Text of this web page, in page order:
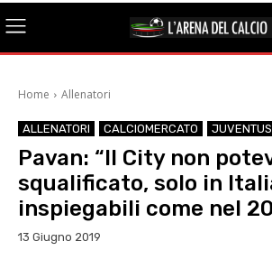
Home Allenatori
ALLENATORI CALCIOMERCATO JUVENTUS
Pavan: “Il City non
squalificato, solo in
inspiegabili come nel
13 Giugno 2019